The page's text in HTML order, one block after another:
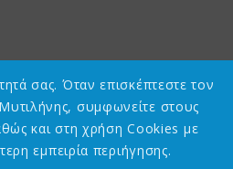
σας. Όταν επισκέπτεστε τον
συμφωνείτε στους
και στη χρήση Cookies με
εμπειρία περιήγησης.